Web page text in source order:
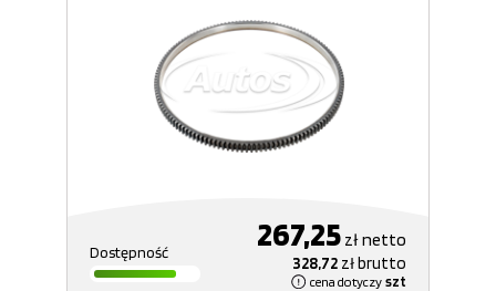
Dostępność 267,25 złnetto
328,72 złbrutto
cena dotyczy szt